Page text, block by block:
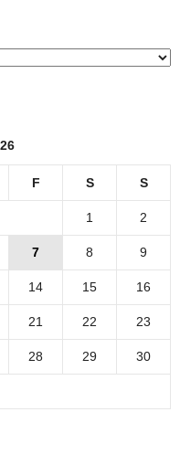
F S S
1 2
7 8 9
14 15 16
21 22 23
28 29 30